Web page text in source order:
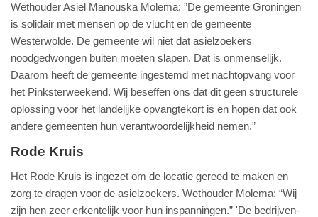
Wethouder Asiel Manouska Molema: ”De gemeente Groningen
is solidair met mensen op de vlucht en de gemeente
Westerwolde. De gemeente wil niet dat asielzoekers
noodgedwongen buiten moeten slapen. Dat is onmenselijk.
Daarom heeft de gemeente ingestemd met nachtopvang voor
het Pinksterweekend. Wij beseffen ons dat dit geen structurele
oplossing voor het landelijke opvangtekort is en hopen dat ook
andere gemeenten hun verantwoordelijkheid nemen.”
Rode Kruis
Het Rode Kruis is ingezet om de locatie gereed te maken en
zorg te dragen voor de asielzoekers. Wethouder Molema: “Wij
zijn hen zeer erkentelijk voor hun inspanningen.” 'De bedrijven-